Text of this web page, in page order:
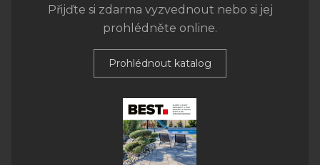
Přijďte si zdarma vyzvednout nebo si jej
prohlédněte online.
Prohlédnout katalog